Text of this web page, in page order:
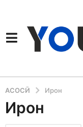
АСОСӢ Ирон
Ирон